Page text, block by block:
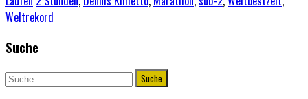
Weltrekord
Suche
Suche
nach: